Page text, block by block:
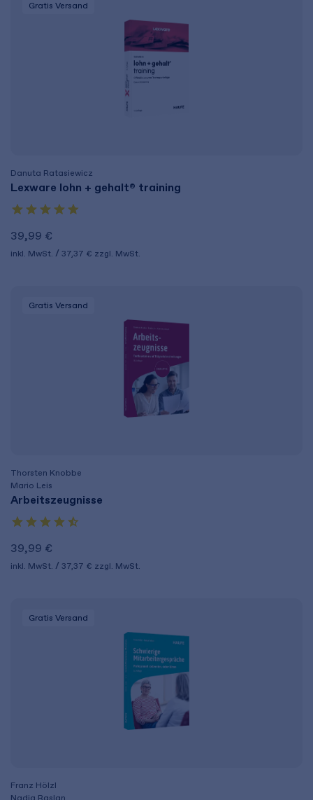
Gratis Versand
Danuta Ratasiewicz
Lexware lohn + gehalt® training
39,99 €
inkl. MwSt. 37,37 € zzgl. MwSt.
Gratis Versand
Thorsten Knobbe
Mario Leis
Arbeitszeugnisse
39,99 €
inkl. MwSt. 37,37 € zzgl. MwSt.
Gratis Versand
Franz Hölzl
Nadja Raslan